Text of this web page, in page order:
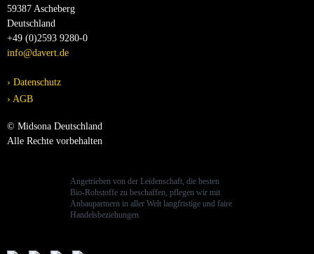
59387 Ascheberg
Deutschland
+49 (0)2593 9280-0
info@davert.de
Datenschutz
AGB
© Midsona Deutschland
Alle Rechte vorbehalten
Angetrieben von der Leidenschaft, die besten
Bio-Rohstoffe zu beschaffen, pflegen wir mit
Anbaupartnern in aller Welt langfristige und faire
Handelsbeziehungen.